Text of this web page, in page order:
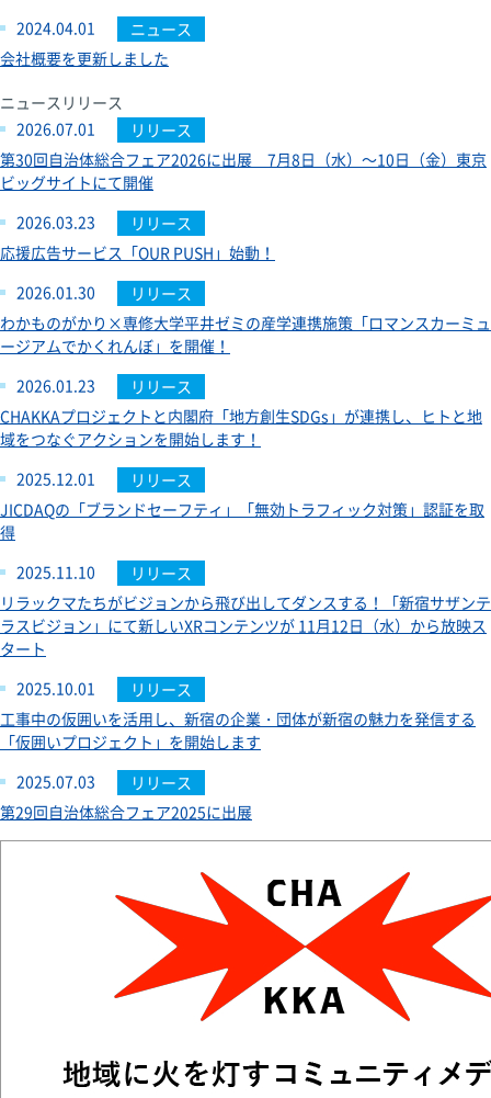
2024.04.01
ニュース
会社概要を更新しました
ニュースリリース
2026.07.01
リリース
第30回自治体総合フェア2026に出展 7月8日（水）～10日（金）東京
ビッグサイトにて開催
2026.03.23
リリース
応援広告サービス「OUR PUSH」始動！
2026.01.30
リリース
わかものがかり×専修大学平井ゼミの産学連携施策「ロマンスカーミュ
ージアムでかくれんぼ」を開催！
2026.01.23
リリース
CHAKKAプロジェクトと内閣府「地方創生SDGs」が連携し、ヒトと地
域をつなぐアクションを開始します！
2025.12.01
リリース
JICDAQの「ブランドセーフティ」「無効トラフィック対策」認証を取
得
2025.11.10
リリース
リラックマたちがビジョンから飛び出してダンスする！「新宿サザンテ
ラスビジョン」にて新しいXRコンテンツが 11月12日（水）から放映ス
タート
2025.10.01
リリース
工事中の仮囲いを活用し、新宿の企業・団体が新宿の魅力を発信する
「仮囲いプロジェクト」を開始します
2025.07.03
リリース
第29回自治体総合フェア2025に出展